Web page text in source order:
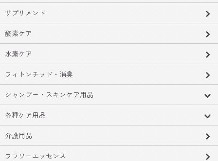
サプリメント
酸素ケア
水素ケア
フィトンチッド・消臭
シャンプー・スキンケア用品
各種ケア用品
介護用品
フラワーエッセンス